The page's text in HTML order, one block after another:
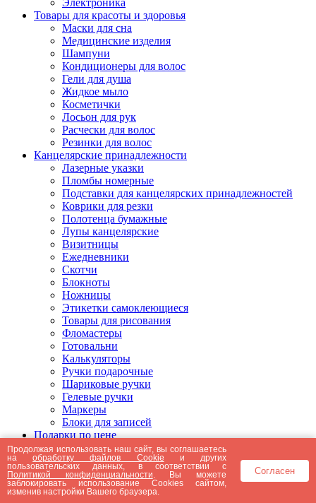
Электроника
Товары для красоты и здоровья
Маски для сна
Медицинские изделия
Шампуни
Кондиционеры для волос
Гели для душа
Жидкое мыло
Косметички
Лосьон для рук
Расчески для волос
Резинки для волос
Канцелярские принадлежности
Лазерные указки
Пломбы номерные
Подставки для канцелярских принадлежностей
Коврики для резки
Полотенца бумажные
Лупы канцелярские
Визитницы
Ежедневники
Скотчи
Блокноты
Ножницы
Этикетки самоклеющиеся
Товары для рисования
Фломастеры
Готовальни
Калькуляторы
Ручки подарочные
Шариковые ручки
Гелевые ручки
Маркеры
Блоки для записей
Подарки по цене
Подарки от 5000 рублей
Подарки до 5000 рублей
Подарки до 3000 рублей
Подарки до 2000 рублей
Подарки до 1000 рублей
Продолжая использовать наш сайт, вы соглашаетесь
наобработку файлов Cookie и других
пользовательских данных, в соответствии с
Политикой конфиденциальности . Вы можете
заблокировать использование Cookies сайтом,
изменив настройки Вашего браузера.
Согласен